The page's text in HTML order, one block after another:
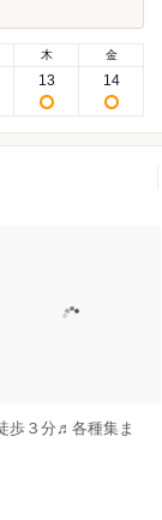
木
13
金
14
歩３分♬各種集ま